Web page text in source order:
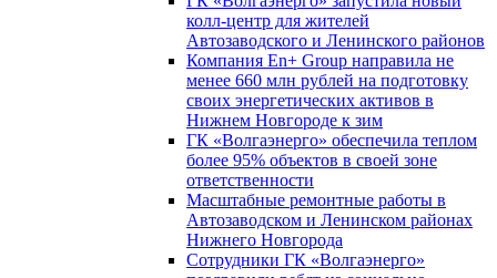
колл-центр для жителей
Автозаводского и Ленинского районов
Компания En+ Group направила не
менее 660 млн рублей на подготовку
своих энергетических активов в
Нижнем Новгороде к зим
ГК «Волгаэнерго» обеспечила теплом
более 95% объектов в своей зоне
ответственности
Масштабные ремонтные работы в
Автозаводском и Ленинском районах
Нижнего Новгорода
Сотрудники ГК «Волгаэнерго»